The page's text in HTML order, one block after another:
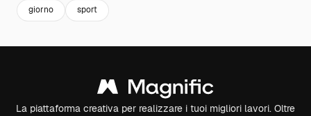
giorno sport
La piattaforma creativa per realizzare i tuoi migliori lavori. Oltre